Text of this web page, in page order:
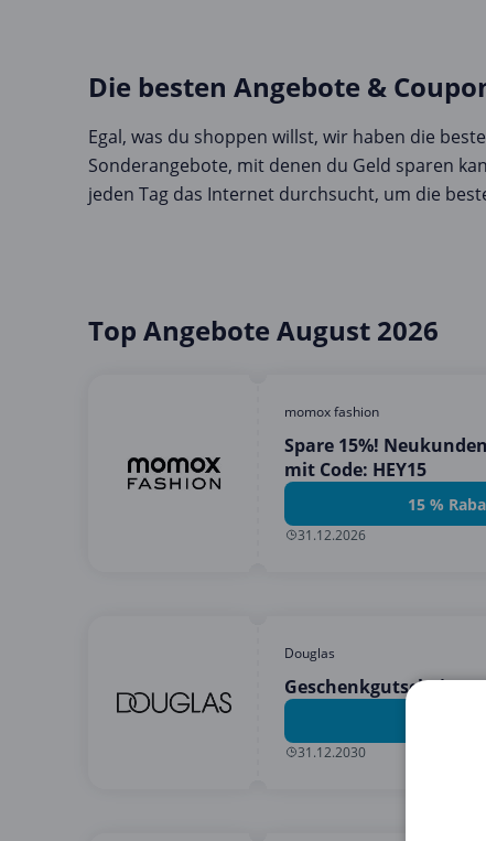
Die besten Angebote &
Egal, was du shoppen willst, wir haben die
Sonderangebote, mit denen du Geld sparen
jeden Tag das Internet durchsucht, um die
Top Angebote August 2026
momox fashion
Spare 15%!
mit Code: HEY15
15 %
31.12.2026
Douglas
Geschenkgutscheine
31.12.2030